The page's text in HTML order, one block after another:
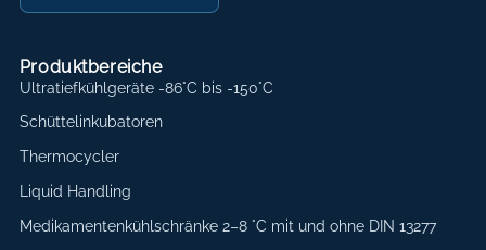
Produktbereiche
Ultratiefkühlgeräte -86°C bis -150°C
Schüttelinkubatoren
Thermocycler
Liquid Handling
Medikamentenkühlschränke 2–8 °C mit und ohne DIN 13277